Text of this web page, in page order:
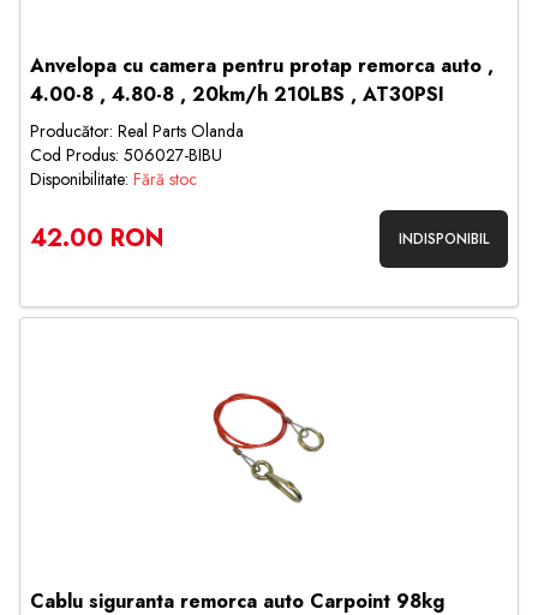
Anvelopa cu camera pentru protap remorca auto ,
4.00-8 , 4.80-8 , 20km/h 210LBS , AT30PSI
Producător: Real Parts Olanda
Cod Produs: 506027-BIBU
Disponibilitate: Fără stoc
42.00 RON INDISPONIBIL
Cablu siguranta remorca auto Carpoint 98kg